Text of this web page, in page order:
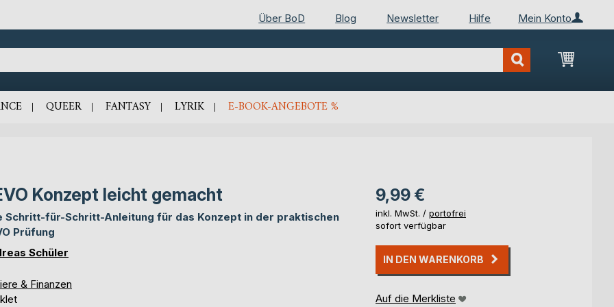
Mein Konto
Über BoD Blog Newsletter Hilfe
Mein
QUEER FANTASY LYRIK E-BOOK-ANGEBOTE %
Konzept leicht gemacht
Schritt-für-Schritt-Anleitung für das Konzept in der praktischen
Prüfung
Schüler
& Finanzen
9,99 €
inkl. MwSt. / portofrei
sofort verfügbar
IN DEN WARENKORB
Auf die Merkliste